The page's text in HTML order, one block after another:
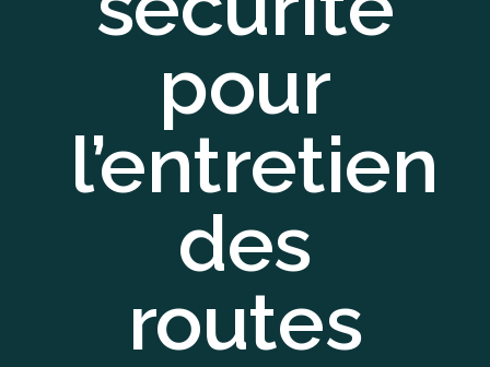
pour
l’entretien
des
routes